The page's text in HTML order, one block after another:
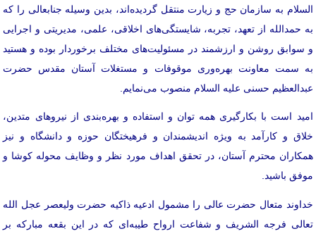
السلام به سازمان حج و زیارت منتقل گردیده‌اند، بدین وسیله جنابعالی را که
به حمدالله از تعهد، تجربه، شایستگی‌های اخلاقی، علمی، مدیریتی و اجرایی
و سوابق روشن و ارزشمند در مسئولیت‌های مختلف برخوردار بوده و هستید
به سمت معاونت بهره‌وری موقوفات و مستغلات آستان مقدس حضرت
عبدالعظیم حسنی علیه السلام منصوب می‌نمایم.
امید است با بکارگیری همه توان و استفاده و بهره‌بندی از نیروهای متدین،
خلاق و کارآمد به ویژه اندیشمندان و فرهیختگان حوزه و دانشگاه و نیز
همکاران محترم آستان، در تحقق اهداف مورد نظر و وظایف محوله کوشا و
موفق باشید.
خداوند متعال حضرت عالی را مشمول ادعیه ذاکیه حضرت ولیعصر عجل الله
تعالی فرجه الشریف و شفاعت ارواح طیبه‌ای که در این بقعه مبارکه بر